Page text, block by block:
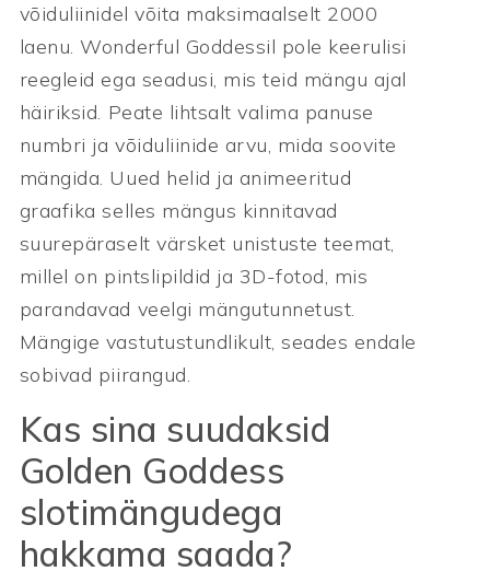
võiduliinidel võita maksimaalselt 2000
laenu. Wonderful Goddessil pole keerulisi
reegleid ega seadusi, mis teid mängu ajal
häiriksid. Peate lihtsalt valima panuse
numbri ja võiduliinide arvu, mida soovite
mängida. Uued helid ja animeeritud
graafika selles mängus kinnitavad
suurepäraselt värsket unistuste teemat,
millel on pintslipildid ja 3D-fotod, mis
parandavad veelgi mängutunnetust.
Mängige vastutustundlikult, seades endale
sobivad piirangud.
Kas sina suudaksid
Golden Goddess
slotimängudega
hakkama saada?